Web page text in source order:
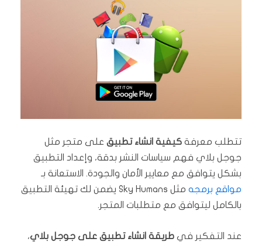
تتطلب معرفة كيفية انشاء تطبيق على متجر مثل
جوجل بلاي فهم سياسات النشر بدقة، وإعداد التطبيق
بشكل يتوافق مع معايير الأمان والجودة. الاستعانة بـ
مواقع برمجه
مثل Sky Humans يضمن لك تهيئة التطبيق
بالكامل ليتوافق مع متطلبات المتجر.
عند التفكير في طريقة انشاء تطبيق على جوجل بلاي،